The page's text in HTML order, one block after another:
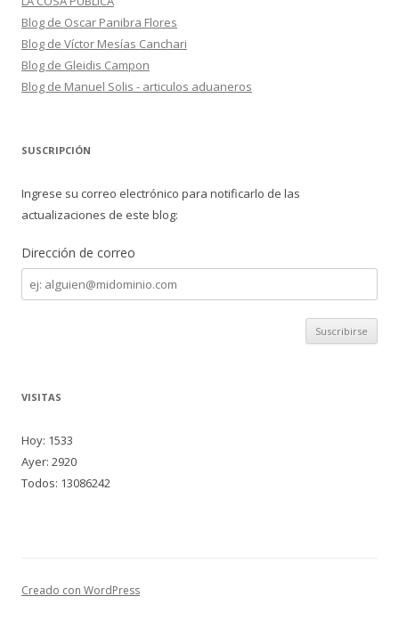
Blog de Oscar Panibra Flores
Blog de Víctor Mesías Canchari
Blog de Gleidis Campon
Blog de Manuel Solis - articulos aduaneros
SUSCRIPCIÓN
Ingrese su correo electrónico para notificarlo de las
actualizaciones de este blog:
Dirección de correo
Dirección
de
correo
VISITAS
Hoy: 1533
Ayer: 2920
Todos: 13086242
Creado con WordPress